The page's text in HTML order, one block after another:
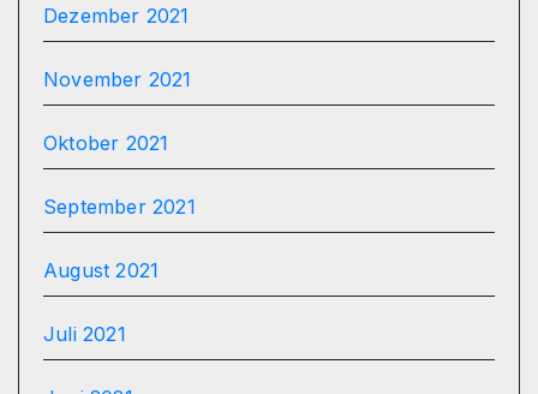
Dezember 2021
November 2021
Oktober 2021
September 2021
August 2021
Juli 2021